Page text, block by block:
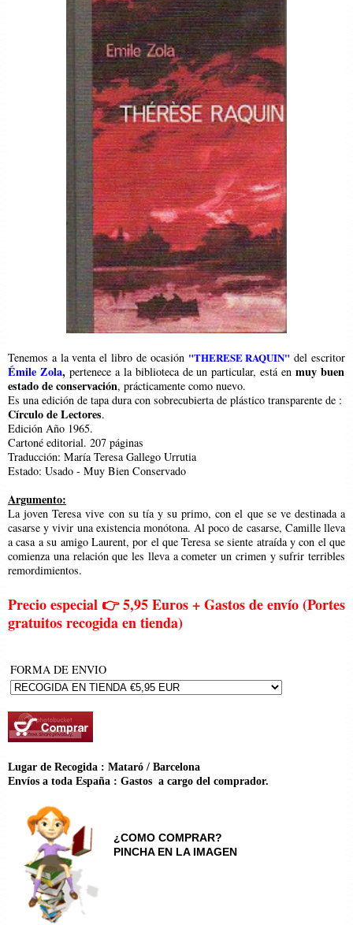
Tenemos a la venta el libro de ocasión "THERESE RAQUIN" del escritor
Émile Zola, pertenece a la biblioteca de un particular, está enmuy buen
estado de conservación, prácticamente como nuevo.
Es una edición de tapa dura con sobrecubierta de plástico transparente de :
Círculo de Lectores.
Edición Año 1965.
Cartoné editorial. 207 páginas
Traducción: María Teresa Gallego Urrutia
Estado: Usado - Muy Bien Conservado
Argumento:
La joven Teresa vive con su tía y su primo, con el que se ve destinada a
casarse y vivir una existencia monótona. Al poco de casarse, Camille lleva
a casa a su amigo Laurent, por el que Teresa se siente atraída y con el que
comienza una relación que les lleva a cometer un crimen y sufrir terribles
remordimientos.
Precio especial 👉 5,95 Euros + Gastos de envío (Portes
gratuitos recogida en tienda)
FORMA DE ENVIO
Lugar de Recogida : Mataró / Barcelona
Envíos a toda España : Gastos a cargo del comprador.
¿COMO COMPRAR?
PINCHA EN LA IMAGEN